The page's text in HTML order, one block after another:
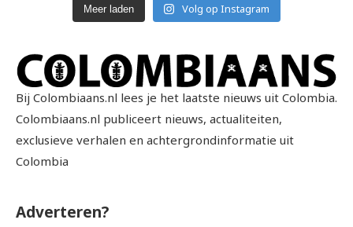
Meer laden Volg op Instagram
Bij Colombiaans.nl lees je het laatste nieuws uit Colombia.
Colombiaans.nl publiceert nieuws, actualiteiten,
exclusieve verhalen en achtergrondinformatie uit
Colombia
Adverteren?